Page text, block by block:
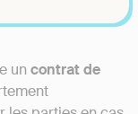
un contrat de